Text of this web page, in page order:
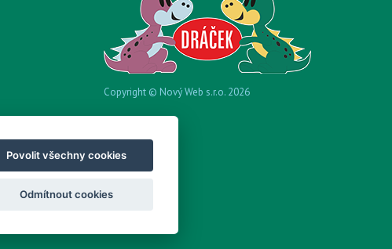
Copyright © Nový Web s.r.o. 2026
Povolit všechny cookies
Odmítnout cookies